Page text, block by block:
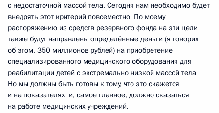
с недостаточной массой тела. Сегодня нам необходимо будет
внедрять этот критерий повсеместно. По моему
распоряжению из средств резервного фонда на эти цели
также будут направлены определённые деньги (я говорил
об этом, 350 миллионов рублей) на приобретение
специализированного медицинского оборудования для
реабилитации детей с экстремально низкой массой тела.
Но мы должны быть готовы к тому, что это скажется
и на показателях, и, самое главное, должно сказаться
на работе медицинских учреждений.